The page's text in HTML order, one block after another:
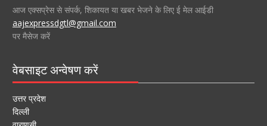
आज एक्सप्रेस से संपर्क, शिकायत या खबर भेजने के लिए ई मेल आईडी
aajexpressdgtl@gmail.com
पर मैसेज करें
वेबसाइट अन्वेषण करें
उत्तर प्रदेश
दिल्ली